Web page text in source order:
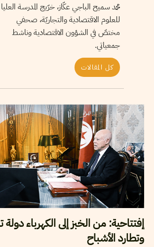
محمد سميح الباجي عكّاز، خرّيج المدرسة العليا
للعلوم الاقتصادية والتجاريّة، صحفي
مختصّ في الشؤون الاقتصادية وناشط
جمعياتي.
كل المقالات
إفتتاحية: من الخبز إلى الكهرباء دولة
وتطارد الأشباح